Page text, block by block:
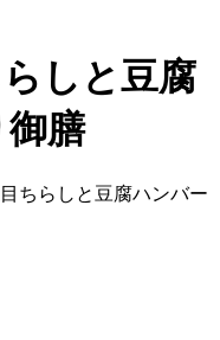
らしと豆腐
膳
目ちらしと豆腐ハンバー